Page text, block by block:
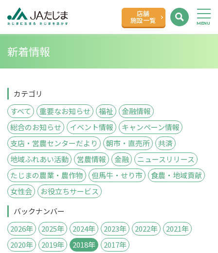
店舗
施設一覧
新着情報
カテゴリ
すべて
重要なお知らせ 福祉
金融情報
総合のお知らせ
イベント情報
キャンペーン情報
支店・営農センターだより
朝市・直売所
共済
地域ふれあい活動
営農情報 金融
ニュースリリース
たじまの農業・農作物
但馬牛・せり市
食農・地域貢献
女性会
お役立ちサービス
バックナンバー
2026年
2025年 2024年 2023年 2022年
2021年
2020年
2019年 2018年 2017年